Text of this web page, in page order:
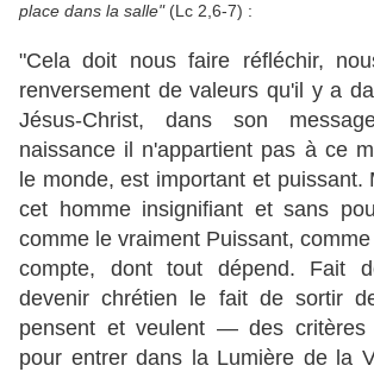
place dans la salle" (Lc 2,6-7) :
"Cela doit nous faire réfléchir,
renversement de valeurs qu'il y a
Jésus-Christ, dans son
naissance il n'appartient pas à ce
le monde, est important et puissant.
cet homme insignifiant et sans
comme le vraiment Puissant,
compte, dont tout dépend. Fait
devenir chrétien le fait de sortir
pensent et veulent — des
pour entrer dans la Lumière de la